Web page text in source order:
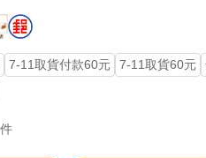
7-11取貨付款60元 7-11取貨60元
件